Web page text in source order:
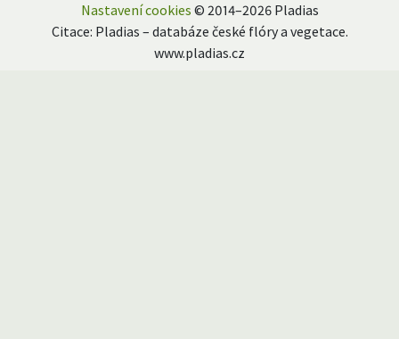
Nastavení cookies © 2014–2026 Pladias
Citace: Pladias – databáze české flóry a vegetace.
www.pladias.cz